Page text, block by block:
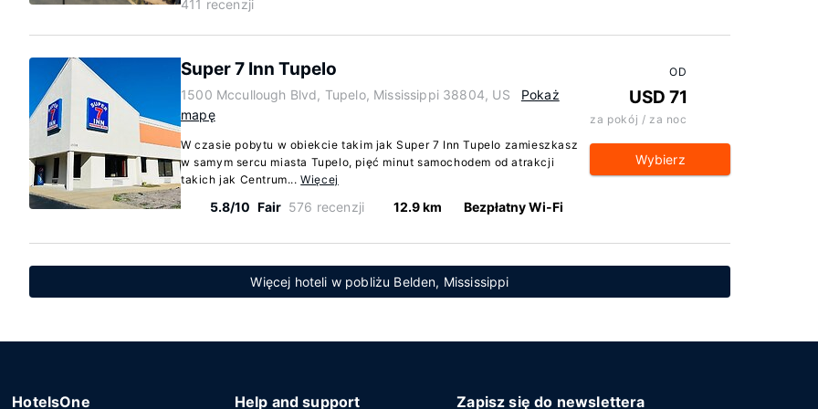
411 recenzji
Super 7 Inn Tupelo
1500 Mccullough Blvd, Tupelo, Mississippi 38804, US
Pokaż
mapę
W czasie pobytu w obiekcie takim jak Super 7 Inn Tupelo zamieszkasz
w samym sercu miasta Tupelo, pięć minut samochodem od atrakcji
takich jak Centrum...Więcej
5.8/10 Fair 576 recenzji 12.9 km Bezpłatny Wi-Fi
OD
USD 71
za pokój / za noc
Wybierz
Więcej hoteli w pobliżu Belden, Mississippi
HotelsOne Help and support Zapisz się do newslettera